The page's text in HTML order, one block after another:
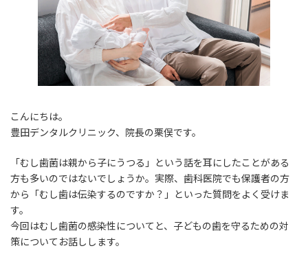
こんにちは。
豊田デンタルクリニック、院長の栗俣です。
「むし歯菌は親から子にうつる」という話を耳にしたことがある
方も多いのではないでしょうか。実際、歯科医院でも保護者の方
から「むし歯は伝染するのですか？」といった質問をよく受けま
す。
今回はむし歯菌の感染性についてと、子どもの歯を守るための対
策についてお話しします。